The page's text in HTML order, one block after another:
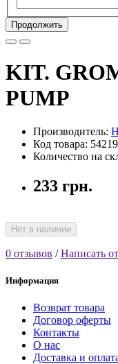
Продолжить
KIT.
PUMP
Производитель:
Код товара:
Количество на
233 грн.
Нет в наличии
0 отзывов /Написать
Информация
Возврат товара
Договор оферты
Контакты
О нас
Доставка и